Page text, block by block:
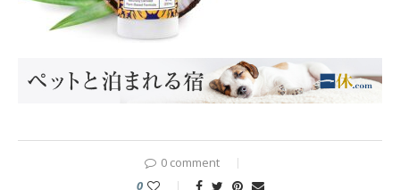
0 comment
0